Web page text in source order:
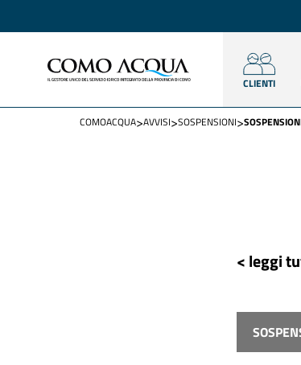
CLIENTI
COMOACQUA>AVVISI>SOSPENSIONI>
< leggi